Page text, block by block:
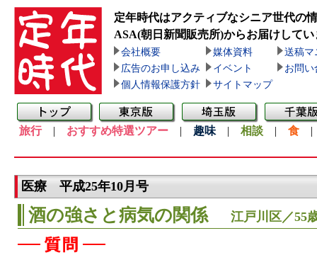
定年時代はアクティブなシニア世代の
ASA(朝日新聞販売所)からお届けしてい
会社概要 媒体資料
送稿マ
広告のお申し込み
イベント
お問い
個人情報保護方針
サイトマップ
旅行| おすすめ特選ツアー | 趣味 | 相談 | 食
医療 平成25年10月号
酒の強さと病気の関係 江戸川区／55